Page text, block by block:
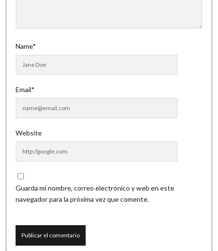
Name*
Email*
Website
Guarda mi nombre, correo electrónico y web en este
navegador para la próxima vez que comente.